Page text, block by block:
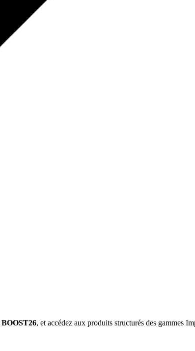
BOOST26, et accédez aux produits structurés des gammes